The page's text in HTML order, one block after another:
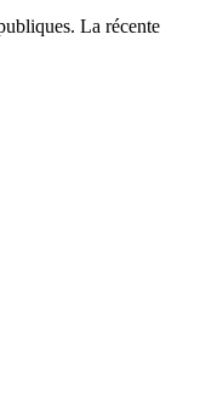
La récente